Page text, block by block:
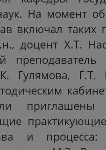
На момент
включал таких
доцент Х.Т.
Гулямова,
приглашены
и